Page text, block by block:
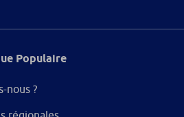
Populaire
nous ?